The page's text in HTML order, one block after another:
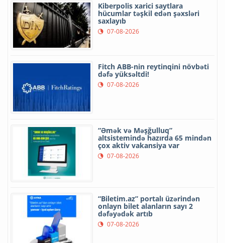
Kiberpolis xarici saytlara
hücumlar təşkil edən şəxsləri
saxlayıb
07-08-2026
Fitch ABB-nin reytinqini növbəti
dəfə yüksəltdi!
07-08-2026
“Əmək və Məşğulluq”
altsistemində hazırda 65 mindən
çox aktiv vakansiya var
07-08-2026
“Biletim.az” portalı üzərindən
onlayn bilet alanların sayı 2
dəfəyədək artıb
07-08-2026